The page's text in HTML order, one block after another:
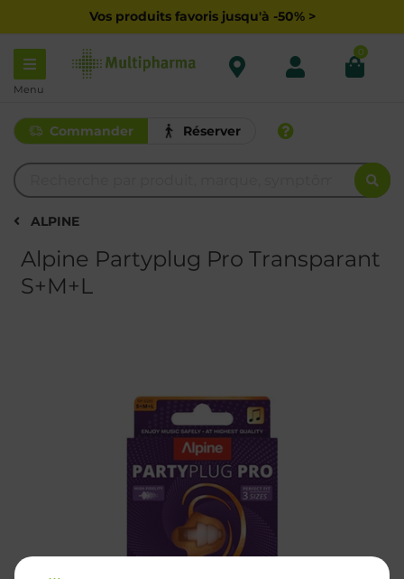
Vos produits favoris jusqu'à -50% >
Menu
0
Commander Réserver
ALPINE
Alpine Partyplug Pro Transparant
S+M+L